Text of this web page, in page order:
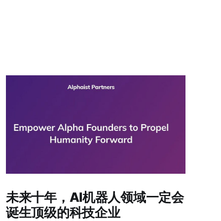
未来十年，AI机器人领域一定会
诞生顶级的科技企业